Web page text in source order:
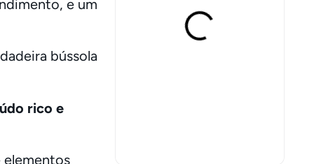
e um
bússola
rico e
elementos